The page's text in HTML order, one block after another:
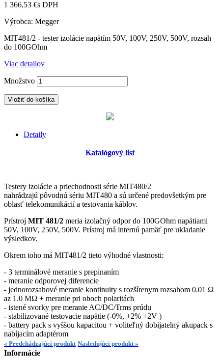
1 366,53 €s DPH
Výrobca: Megger
MIT481/2 - tester izolácie napätím 50V, 100V, 250V, 500V, rozsah
do 100GOhm
Viac detailov
Množstvo
Vložiť do košíka
Detaily
Katalógový list
Testery izolácie a priechodnosti série MIT480/2
nahrádzajú pôvodnú sériu MIT480 a sú určené predovšetkým pre
oblasť telekomunikácií a testovania káblov.
Prístroj MIT 481/2 meria izolačný odpor do 100GOhm napätiami
50V, 100V, 250V, 500V. Prístroj má internú pamäť pre ukladanie
výsledkov.
Okrem toho má MIT481/2 tieto výhodné vlastnosti:
- 3 terminálové meranie s prepinaním
- meranie odporovej diferencie
- jednorozsahové meranie kontinuity s rozšírenym rozsahom 0.01 Ω
az 1.0 MΩ + meranie pri oboch polaritách
- istené svorky pre meranie AC/DC/Trms prúdu
- stabilizované testovacie napätie (-0%, +2% +2V )
- battery pack s vyššou kapacitou + voliteľný dobijatelný akupack s
nabíjacím adaptérom
« Predchádzajúci produkt Nasledujúci produkt »
Informácie